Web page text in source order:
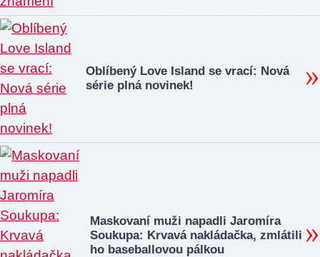
Oblíbený Love Island se vrací: Nová
série plná novinek!
Maskovaní muži napadli Jaromíra
Soukupa: Krvavá nakládačka, zmlátili
ho baseballovou pálkou